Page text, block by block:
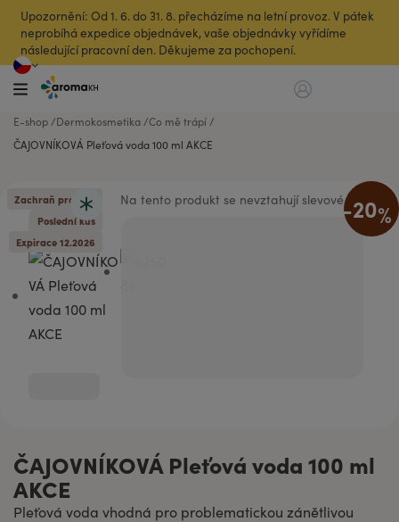
Upozornění: Od 1. 6. do 31. 8. přecházíme na letní provoz. V pátek
neprobíhá expedice objednávek, vaše objednávky vyřídíme
následující pracovní den. Děkujeme za pochopení.
E-shop Dermokosmetika Co mě trápí
ČAJOVNÍKOVÁ Pleťová voda 100 ml AKCE
Na tento produkt se nevztahují slevové kódy
Zachraň produkt
Poslední kus
Expirace 12.2026
-20%
ČAJOVNÍKOVÁ Pleťová voda 100 ml
AKCE
Pleťová voda vhodná pro problematickou zánětlivou